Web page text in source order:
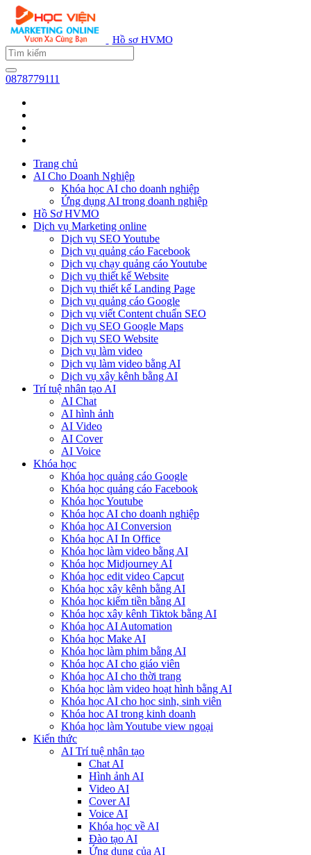
Hồ sơ HVMO
0878779111
Trang chủ
AI Cho Doanh Nghiệp
Khóa học AI cho doanh nghiệp
Ứng dụng AI trong doanh nghiệp
Hồ Sơ HVMO
Dịch vụ Marketing online
Dịch vụ SEO Youtube
Dịch vụ quảng cáo Facebook
Dịch vụ chạy quảng cáo Youtube
Dịch vụ thiết kế Website
Dịch vụ thiết kế Landing Page
Dịch vụ quảng cáo Google
Dịch vụ viết Content chuẩn SEO
Dịch vụ SEO Google Maps
Dịch vụ SEO Website
Dịch vụ làm video
Dịch vụ làm video bằng AI
Dịch vụ xây kênh bằng AI
Trí tuệ nhân tạo AI
AI Chat
AI hình ảnh
AI Video
AI Cover
AI Voice
Khóa học
Khóa học quảng cáo Google
Khóa học quảng cáo Facebook
Khóa học Youtube
Khóa học AI cho doanh nghiệp
Khóa học AI Conversion
Khóa học AI In Office
Khóa học làm video bằng AI
Khóa học Midjourney AI
Khóa học edit video Capcut
Khóa học xây kênh bằng AI
Khóa học kiếm tiền bằng AI
Khóa học xây kênh Tiktok bằng AI
Khóa học AI Automation
Khóa học Make AI
Khóa học làm phim bằng AI
Khóa học AI cho giáo viên
Khóa học AI cho thời trang
Khóa học làm video hoạt hình bằng AI
Khóa học AI cho học sinh, sinh viên
Khóa hoc AI trong kinh doanh
Khóa học làm Youtube view ngoại
Kiến thức
AI Trí tuệ nhân tạo
Chat AI
Hình ảnh AI
Video AI
Cover AI
Voice AI
Khóa học về AI
Đào tạo AI
Ứng dụng của AI